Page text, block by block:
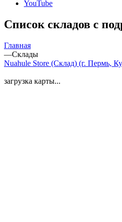
YouTube
Список складов с
Главная
—Склады
Nuahule Store (Склад) (г. Пермь,
загрузка карты...